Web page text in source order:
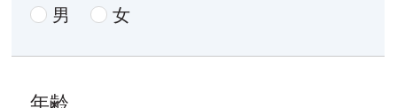
男 女
年齢